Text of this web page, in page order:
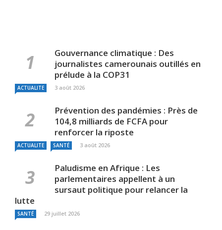
Gouvernance climatique : Des
journalistes camerounais outillés en
prélude à la COP31
ACTUALITE 3 août 2026
Prévention des pandémies : Près de
104,8 milliards de FCFA pour
renforcer la riposte
ACTUALITE SANTÉ 3 août 2026
Paludisme en Afrique : Les
parlementaires appellent à un
sursaut politique pour relancer la
lutte
SANTÉ 29 juillet 2026